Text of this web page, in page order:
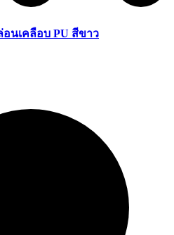
นเคลือบ PU สีขาว